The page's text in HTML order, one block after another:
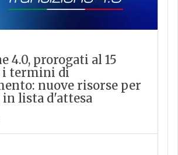
4.0, prorogati al 15
i termini di
nuove risorse per
in lista d'attesa